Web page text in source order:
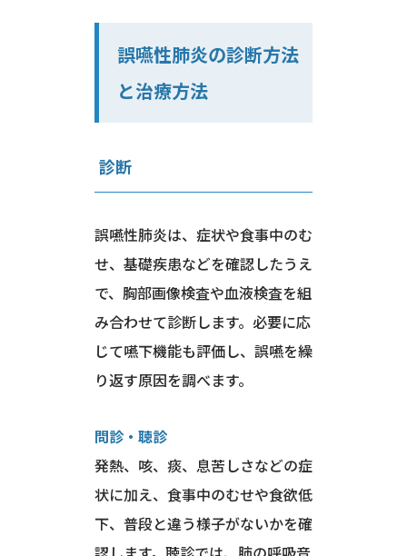
誤嚥性肺炎の診断方法
と治療方法
診断
誤嚥性肺炎は、症状や食事中のむ
せ、基礎疾患などを確認したうえ
で、胸部画像検査や血液検査を組
み合わせて診断します。必要に応
じて嚥下機能も評価し、誤嚥を繰
り返す原因を調べます。
問診・聴診
発熱、咳、痰、息苦しさなどの症
状に加え、食事中のむせや食欲低
下、普段と違う様子がないかを確